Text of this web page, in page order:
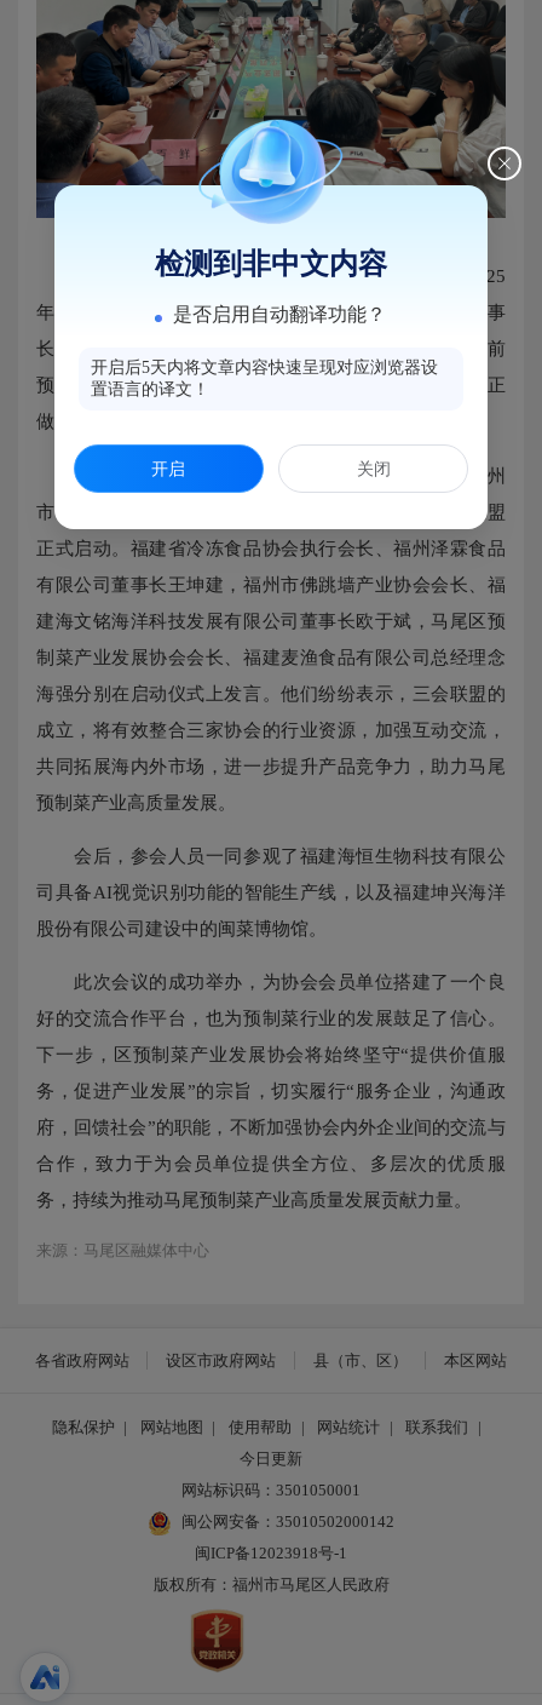
会上，区预制菜产业发展协会会长念海强汇报了2025
年协会工作，明确了今年工作的重点与方向。高学强监事
长详细汇报了2024年度协会财务报告。参会人员围绕当前
预制菜产业的发展实际，展开了热烈的讨论与交流，真正
做到了凝心聚力，共谋发展。
值得一提的是，会议期间福建省冷冻食品协会、福州
市佛跳墙产业协会、马尾区预制菜产业发展协会三会联盟
正式启动。福建省冷冻食品协会执行会长、福州泽霖食品
有限公司董事长王坤建，福州市佛跳墙产业协会会长、福
建海文铭海洋科技发展有限公司董事长欧于斌，马尾区预
制菜产业发展协会会长、福建麦渔食品有限公司总经理念
海强分别在启动仪式上发言。他们纷纷表示，三会联盟的
成立，将有效整合三家协会的行业资源，加强互动交流，
共同拓展海内外市场，进一步提升产品竞争力，助力马尾
预制菜产业高质量发展。
会后，参会人员一同参观了福建海恒生物科技有限公
司具备AI视觉识别功能的智能生产线，以及福建坤兴海洋
股份有限公司建设中的闽菜博物馆。
此次会议的成功举办，为协会会员单位搭建了一个良
好的交流合作平台，也为预制菜行业的发展鼓足了信心。
下一步，区预制菜产业发展协会将始终坚守“提供价值服
务，促进产业发展”的宗旨，切实履行“服务企业，沟通政
府，回馈社会”的职能，不断加强协会内外企业间的交流与
合作，致力于为会员单位提供全方位、多层次的优质服
务，持续为推动马尾预制菜产业高质量发展贡献力量。
来源：马尾区融媒体中心
各省政府网站 设区市政府网站 县（市、区） 本区网站
隐私保护 | 网站地图 | 使用帮助 | 网站统计 | 联系我们
|
今日更新
网站标识码：3501050001
闽公网安备：35010502000142
闽ICP备12023918号-1
版权所有：福州市马尾区人民政府
检测到非中文内容
是否启用自动翻译功能？
开启后5天内将文章内容快速呈现对应浏览器设
置语言的译文！
开启 关闭